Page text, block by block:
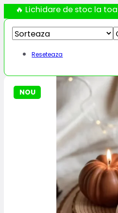
🔥 Lichidare de stoc la
Reseteaza
NOU